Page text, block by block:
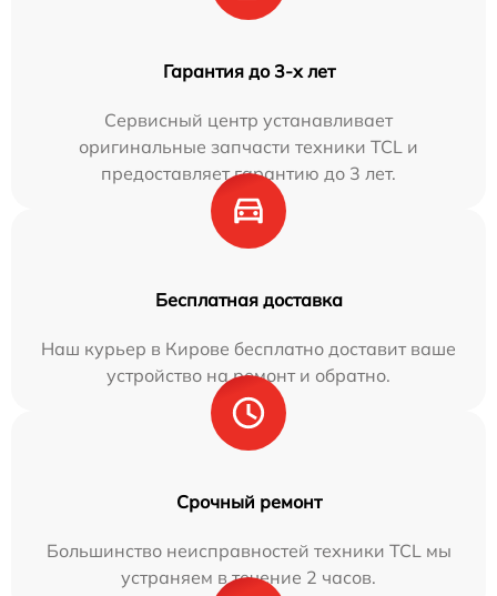
Гарантия до 3-х лет
Сервисный центр устанавливает
оригинальные запчасти техники TCL и
предоставляет гарантию до 3 лет.
Бесплатная доставка
Наш курьер в Кирове бесплатно доставит ваше
устройство на ремонт и обратно.
Срочный ремонт
Большинство неисправностей техники TCL мы
устраняем в течение 2 часов.